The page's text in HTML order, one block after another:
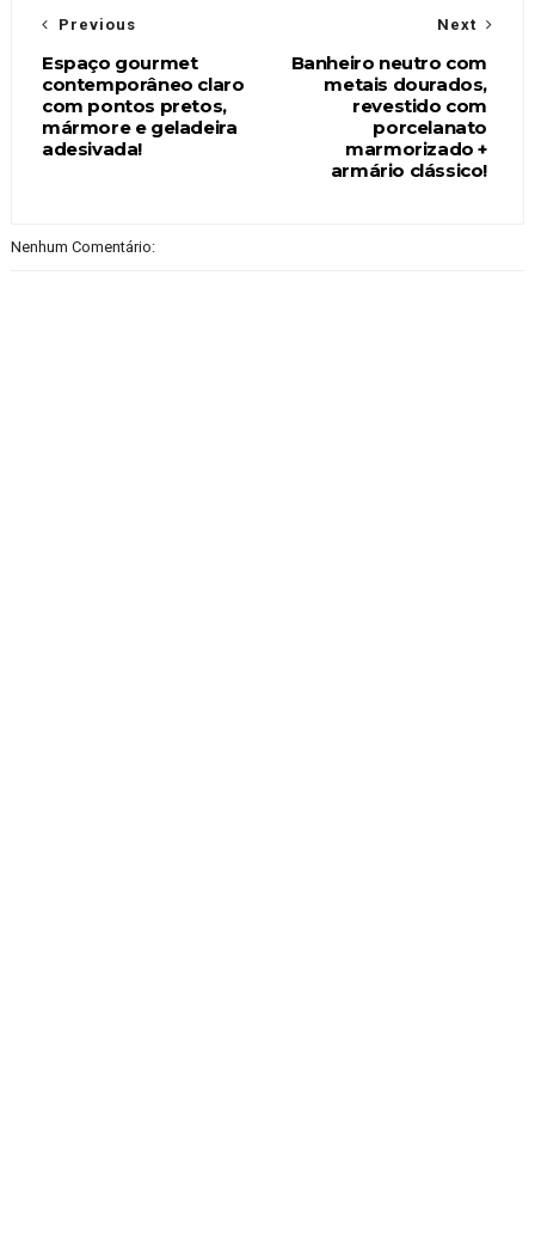
Next
Banheiro neutro com
metais dourados,
revestido com
porcelanato
marmorizado +
armário clássico!
Previous
Espaço gourmet
contemporâneo claro
com pontos pretos,
mármore e geladeira
adesivada!
Nenhum Comentário: